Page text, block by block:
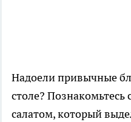
Надоели привычные
столе?
салатом, который